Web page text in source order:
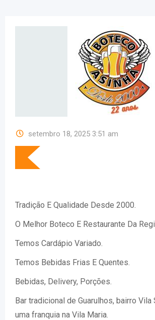
setembro 18, 2025 3:51 am
Tradição E Qualidade Desde 2000.
O Melhor Boteco E Restaurante Da
Temos Cardápio Variado.
Temos Bebidas Frias E Quentes.
Bebidas, Delivery, Porções.
Bar tradicional de Guarulhos, bairro
uma franquia na Vila Maria.